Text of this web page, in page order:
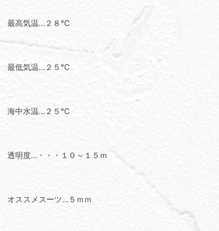
最高気温…２８℃
最低気温…２５℃
海中水温…２５℃
透明度…・・・１０～１５ｍ
オススメスーツ…５ｍｍ